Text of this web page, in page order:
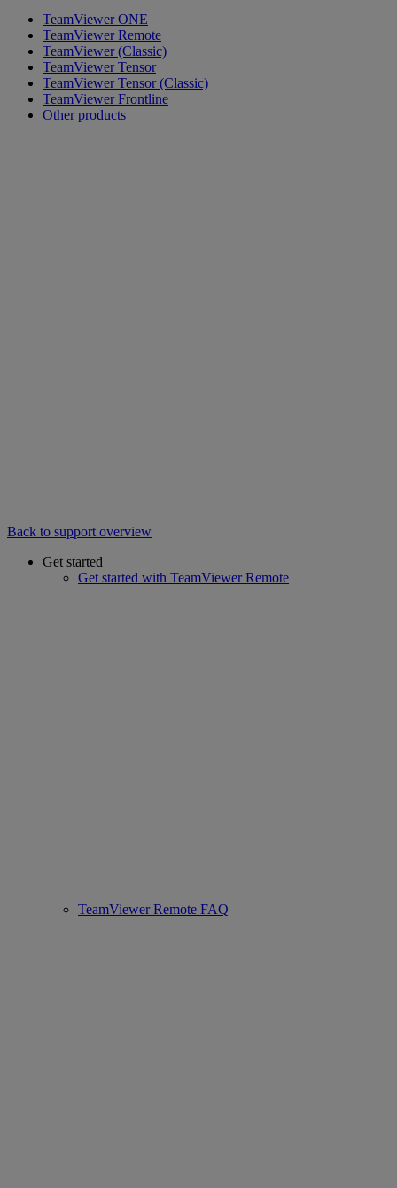
TeamViewer ONE
TeamViewer Remote
TeamViewer (Classic)
TeamViewer Tensor
TeamViewer Tensor (Classic)
TeamViewer Frontline
Other products
Back to support overview
Get started
Get started with TeamViewer Remote
TeamViewer Remote FAQ